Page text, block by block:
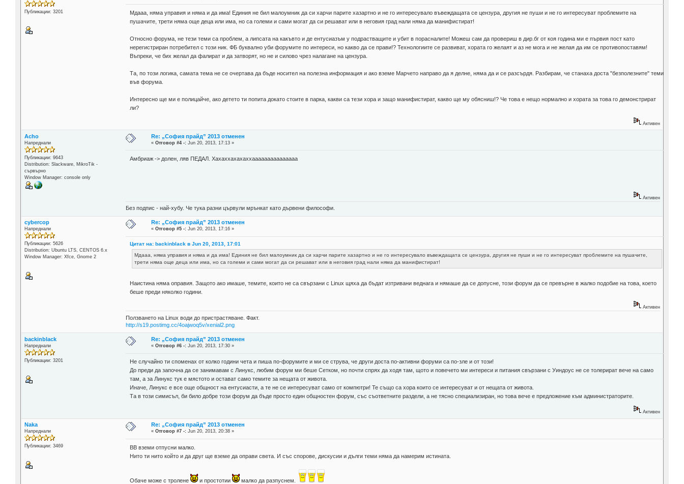
Публикации: 3201
Мдааа, няма управия и няма и да има! Единия не бил малоумник да си харчи парите хазартно и не го интересувало въвеждащата се цензура, другия не пуши и не го интересуват проблемите на
пушачите, трети няма още деца или има, но са големи и сами могат да си решават или в неговия град нали няма да манифистират!
Относно форума, не тези теми са проблем, а липсата на какъвто и де ентусиазъм у подрастващите и убит в порасналите! Можеш сам да провериш в дир.бг от коя година ми е първия пост като
нерегистриран потребител с този ник. ФБ буквално уби форумите по интереси, но какво да се прави!? Технологиите се развиват, хората го желаят и аз не мога и не желая да им се противопоставям!
Въпреки, че бих желал да фалират и да затворят, но не и силово чрез налагане на цензура.
Та, по този логика, самата тема не се очертава да бъде носител на полезна информация и ако вземе Марчето направо да я делне, няма да и се разсърдя. Разбирам, че станаха доста "безполезните" теми
във форума.
Интересно ще ми е полицайче, ако детето ти попита докато стоите в парка, какви са тези хора и защо манифистират, какво ще му обясниш!? Че това е нещо нормално и хората за това го демонстрират
ли?
Активен
Acho
Напреднали
Публикации: 9643
Distribution: Slackware, MikroTik -
сървърно
Window Manager: console only
Re: „София прайд” 2013 отменен
«Отговор #4 -: Jun 20, 2013, 17:13 »
Амбриаж -> долен, ляв ПЕДАЛ. Хахаххахахаххааааааааааааааа
Активен
Без подпис - най-хубу. Че тука разни цървули мрънкат като дървени философи.
cybercop
Напреднали
Публикации: 5626
Distribution: Ubuntu LTS, CENTOS 6.x
Window Manager: Xfce, Gnome 2
Re: „София прайд” 2013 отменен
«Отговор #5 -: Jun 20, 2013, 17:16 »
Цитат на: backinblack в Jun 20, 2013, 17:01
Мдааа, няма управия и няма и да има! Единия не бил малоумник да си харчи парите хазартно и не го интересувало въвеждащата се цензура, другия не пуши и не го интересуват проблемите на пушачите,
трети няма още деца или има, но са големи и сами могат да си решават или в неговия град нали няма да манифистират!
Наистина няма оправия. Защото ако имаше, темите, които не са свързани с Linux щяха да бъдат изтривани веднага и нямаше да се допусне, този форум да се превърне в жалко подобие на това, което
беше преди няколко години.
Активен
Ползването на Linux води до пристрастяване. Факт.
http://s19.postimg.cc/4oajwoq5v/xenial2.png
backinblack
Напреднали
Публикации: 3201
Re: „София прайд” 2013 отменен
«Отговор #6 -: Jun 20, 2013, 17:30 »
Не случайно ти споменах от колко години чета и пиша по-форумите и ми се струва, че други доста по-активни форуми са по-зле и от този!
До преди да започна да се занимавам с Линукс, любим форум ми беше Сетком, но почти спрях да ходя там, щото и повечето ми интереси и питания свързани с Уиндоус не се толерират вече на само
там, а за Линукс тук е мястото и остават само темите за нещата от живота.
Иначе, Линукс е все още общност на ентусиасти, а те не се интересуват само от компютри! Те също са хора които се интересуват и от нещата от живота.
Та в този симисъл, би било добре този форум да бъде просто един общностен форум, със съответните раздели, а не тясно специализиран, но това вече е предложение към администраторите.
Активен
Naka
Напреднали
Публикации: 3469
Re: „София прайд” 2013 отменен
«Отговор #7 -: Jun 20, 2013, 20:38 »
BB вземи отпусни малко.
Нито ти нито който и да друг ще вземе да оправи света. И със спорове, дискусии и дълги теми няма да намерим истината.
Обаче може с тролене и простотии малко да разпуснем.